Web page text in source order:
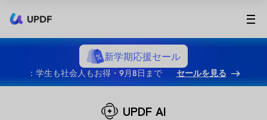
UPDF
新学期応援セール
：学生も社会人もお得・9月8日まで セールを見る
UPDF AI